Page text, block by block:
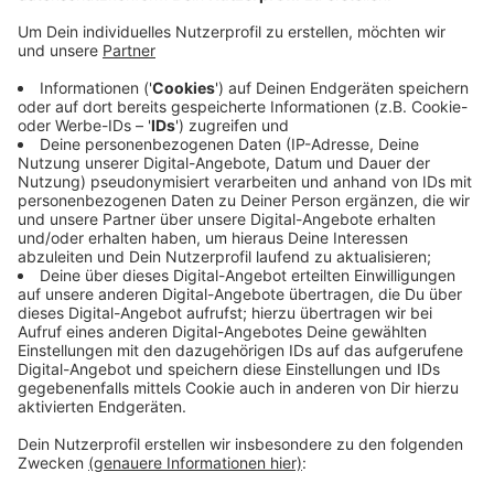
Weitere Auszeichnung für das Viktoria-Filmtheater in
Dahlbruch: die Film- und Medienstiftung NRW hat am
Abend in Köln Kinobetreiber aus NRW geehrt. Mehr als
70 Filmtheater wurden für ihr vielfältiges Programm
aus deutschen und europäischen Filmen sowie
besonderen Kinder- und Jugendfilmen ausgezeichnet.
Jochen Manderbach vom Viktoria-Filmtheater durfte
sich über 15.000 Euro Programmprämie und 2.000 Euro
Kinder- und Jugendprogrammprämie freuen. Die
Kinoprogrammpreise für NRW sind zum 35. Mal
vergeben worden.
Anzeige